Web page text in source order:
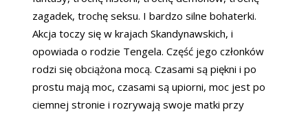
zagadek, trochę seksu. I bardzo silne bohaterki.
Akcja toczy się w krajach Skandynawskich, i
opowiada o rodzie Tengela. Część jego członków
rodzi się obciążona mocą. Czasami są piękni i po
prostu mają moc, czasami są upiorni, moc jest po
ciemnej stronie i rozrywają swoje matki przy